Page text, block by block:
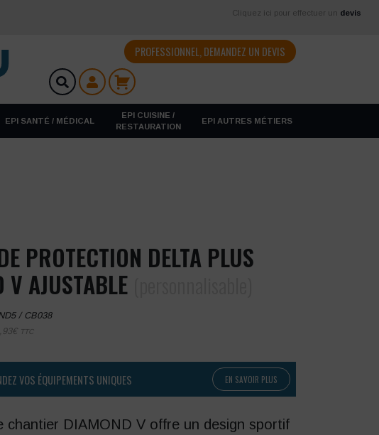
Cliquez ici pour effectuer un devis
PROFESSIONNEL, DEMANDEZ UN DEVIS
EPI SANTÉ / MÉDICAL
EPI CUISINE /
RESTAURATION
EPI AUTRES MÉTIERS
PROTECTION DELTA PLUS
V AJUSTABLE
/ CB038
€ TTC
VOS ÉQUIPEMENTS UNIQUES EN SAVOIR PLUS
chantier DIAMOND V offre un design sportif